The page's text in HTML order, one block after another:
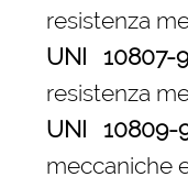
resistenza
UNI 10807-
resistenza
UNI 10809-
meccaniche